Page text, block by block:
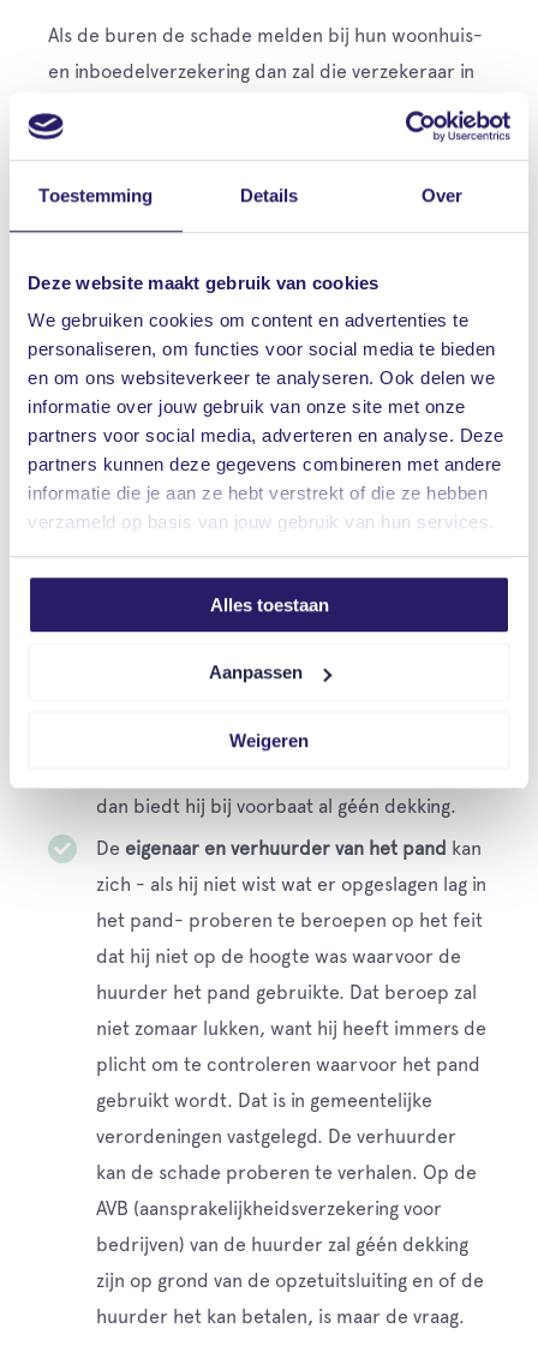
Toestemming Details Over
Deze website maakt gebruik van cookies
We gebruiken cookies om content en advertenties te
personaliseren, om functies voor social media te bieden
en om ons websiteverkeer te analyseren. Ook delen we
informatie over jouw gebruik van onze site met onze
partners voor social media, adverteren en analyse. Deze
partners kunnen deze gegevens combineren met andere
informatie die je aan ze hebt verstrekt of die ze hebben
verzameld op basis van jouw gebruik van hun services.
Alles toestaan
Aanpassen
Weigeren
Als de buren de schade melden bij hun woonhuis-
en inboedelverzekering dan zal die verzekeraar in
eerste instantie de schade vergoeden en daarna
proberen deze te verhalen op de 16-jarige. In
misdrijf dan kan dat wel. Of verhalen lukt is maar
de vraag, zoals hiervoor is aangegeven.
Schade aan een bedrijfspand
Veronderstel dat er illegaal vuurwerk opgeslagen
ligt in een gehuurd bedrijfspand en dat er schade
aan het pand ontstaat als gevolg van ontploffing van
het vuurwerk. Vergoedt de gebouwen- en
verzekeraar van het pand
goederen er opgeslagen liggen en als hij weet
dan biedt hij bij voorbaat al géén dekking.
De eigenaar en verhuurder van het pand kan
zich - als hij niet wist wat er opgeslagen lag in
het pand- proberen te beroepen op het feit
dat hij niet op de hoogte was waarvoor de
huurder het pand gebruikte. Dat beroep zal
niet zomaar lukken, want hij heeft immers de
plicht om te controleren waarvoor het pand
gebruikt wordt. Dat is in gemeentelijke
verordeningen vastgelegd. De verhuurder
kan de schade proberen te verhalen. Op de
AVB (aansprakelijkheidsverzekering voor
bedrijven) van de huurder zal géén dekking
zijn op grond van de opzetuitsluiting en of de
huurder het kan betalen, is maar de vraag.